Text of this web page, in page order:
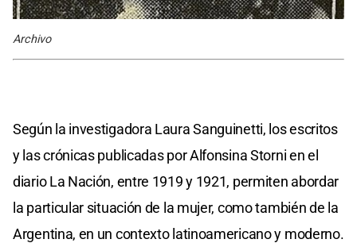
Archivo
Según la investigadora Laura Sanguinetti, los escritos
y las crónicas publicadas por Alfonsina Storni en el
diario La Nación, entre 1919 y 1921, permiten abordar
la particular situación de la mujer, como también de la
Argentina, en un contexto latinoamericano y moderno.